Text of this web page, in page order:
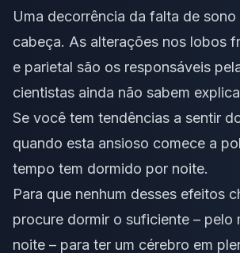
Uma decorrência da falta de
cabeça. As alterações nos lobos
e parietal são os responsáveis
cientistas ainda não sabem
Se você tem tendências a sentir
quando esta ansioso comece a
tempo tem dormido por noite.
Para que nenhum desses efeitos
procure dormir o suficiente – pelo
noite – para ter um cérebro em